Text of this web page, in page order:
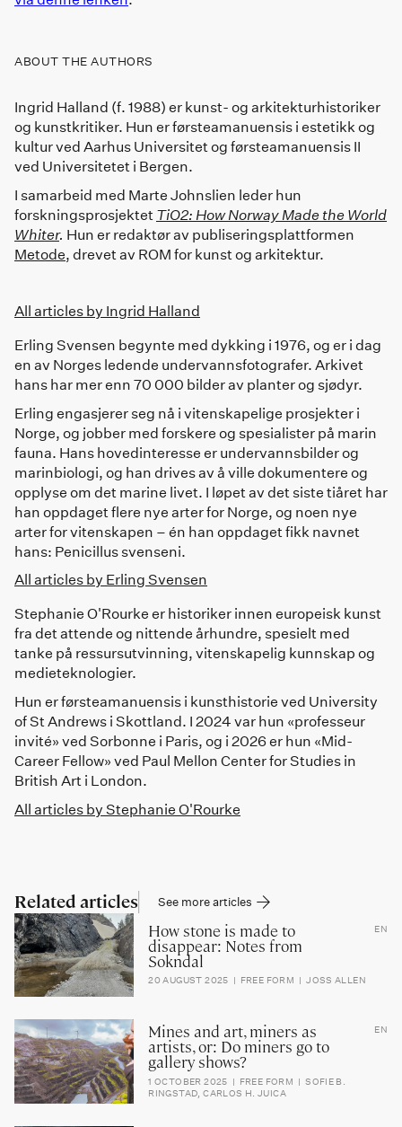
ABOUT THEAUTHORS
Ingrid Halland (f. 1988) er kunst- og arkitekturhistoriker
og kunstkritiker. Hun er førsteamanuensis i estetikk og
kultur ved Aarhus Universitet og førsteamanuensis II
ved Universitetet i Bergen.
I samarbeid med Marte Johnslien leder hun
forskningsprosjektet TiO2: How Norway Made the World
Whiter. Hun er redaktør av publiseringsplattformen
Metode, drevet av ROM for kunst og arkitektur.
All articles by Ingrid Halland
Erling Svensen begynte med dykking i 1976, og er i dag
en av Norges ledende undervannsfotografer. Arkivet
hans har mer enn 70 000 bilder av planter og sjødyr.
Erling engasjerer seg nå i vitenskapelige prosjekter i
Norge, og jobber med forskere og spesialister på marin
fauna. Hans hovedinteresse er undervannsbilder og
marinbiologi, og han drives av å ville dokumentere og
opplyse om det marine livet. I løpet av det siste tiåret har
han oppdaget flere nye arter for Norge, og noen nye
arter for vitenskapen – én han oppdaget fikk navnet
hans: Penicillus svenseni.
All articles by Erling Svensen
Stephanie O'Rourke er historiker innen europeisk kunst
fra det attende og nittende århundre, spesielt med
tanke på ressursutvinning, vitenskapelig kunnskap og
medieteknologier.
Hun er førsteamanuensis i kunsthistorie ved University
of St Andrews i Skottland. I 2024 var hun «professeur
invité» ved Sorbonne i Paris, og i 2026 er hun «Mid-
Career Fellow» ved Paul Mellon Center for Studies in
British Art i London.
All articles byStephanie O'Rourke
Related articles
How stone is made to
disappear: Notes from
Sokndal
EN
20 AUGUST 2025 FREE FORM JOSS ALLEN
Mines and art, miners as
artists, or: Do miners go to
gallery shows?
EN
1 OCTOBER 2025 FREE FORM
SOFIE B.
RINGSTAD CARLOS H. JUICA
See more articles